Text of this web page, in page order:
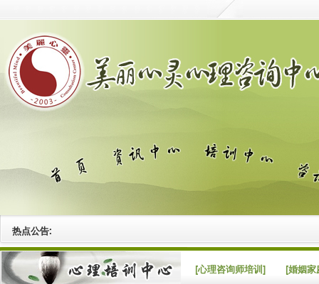
热点公告:
[心理咨询师培训] [婚姻